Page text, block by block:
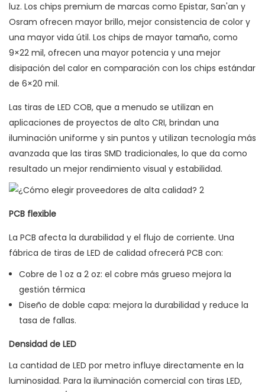
luz. Los chips premium de marcas como Epistar, San'an y
Osram ofrecen mayor brillo, mejor consistencia de color y
una mayor vida útil. Los chips de mayor tamaño, como
9×22 mil, ofrecen una mayor potencia y una mejor
disipación del calor en comparación con los chips estándar
de 6×20 mil.
Las tiras de LED COB, que a menudo se utilizan en
aplicaciones de proyectos de alto CRI, brindan una
iluminación uniforme y sin puntos y utilizan tecnología más
avanzada que las tiras SMD tradicionales, lo que da como
resultado un mejor rendimiento visual y estabilidad.
PCB flexible
La PCB afecta la durabilidad y el flujo de corriente. Una
fábrica de tiras de LED de calidad ofrecerá PCB con:
Cobre de 1 oz a 2 oz: el cobre más grueso mejora la
gestión térmica
Diseño de doble capa: mejora la durabilidad y reduce la
tasa de fallas.
Densidad de LED
La cantidad de LED por metro influye directamente en la
luminosidad. Para la iluminación comercial con tiras LED,